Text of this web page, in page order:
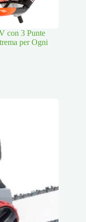
con 3 Punte
per Ogni